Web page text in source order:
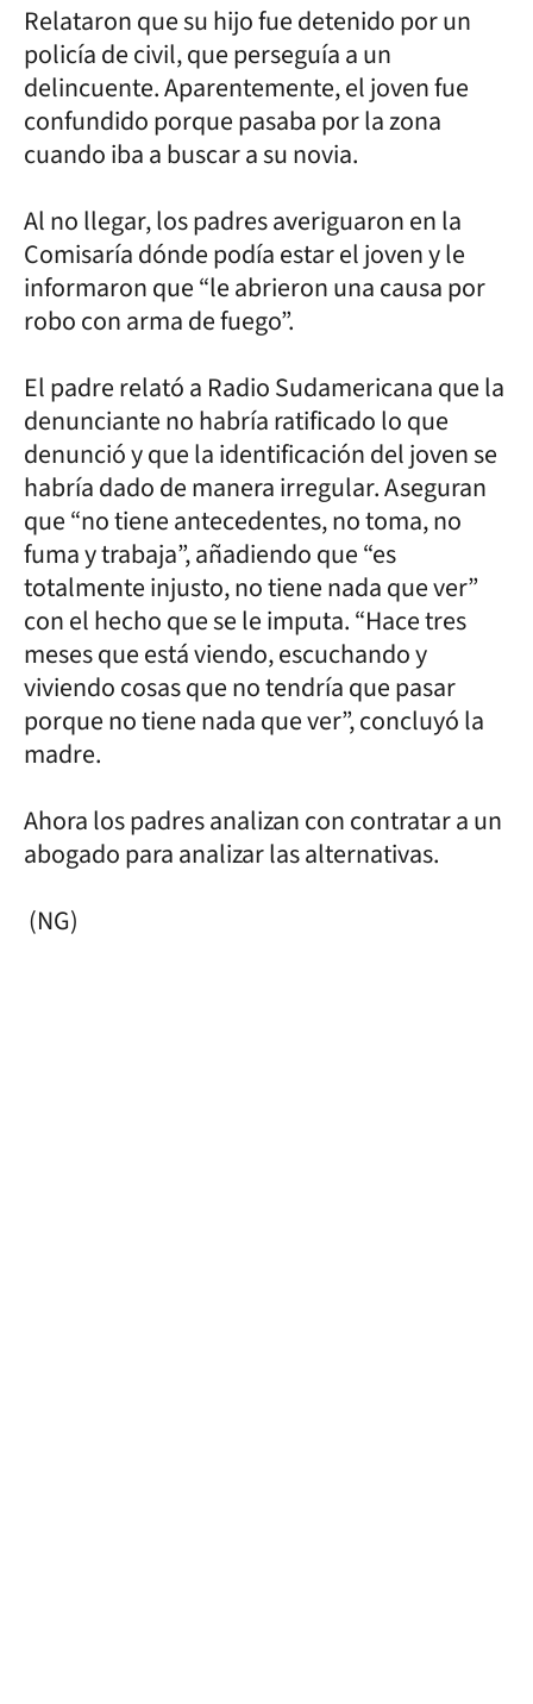
Relataron que su hijo fue detenido por un
policía de civil, que perseguía a un
delincuente. Aparentemente, el joven fue
confundido porque pasaba por la zona
cuando iba a buscar a su novia.
Al no llegar, los padres averiguaron en la
Comisaría dónde podía estar el joven y le
informaron que “le abrieron una causa por
robo con arma de fuego”.
El padre relató a Radio Sudamericana que la
denunciante no habría ratificado lo que
denunció y que la identificación del joven se
habría dado de manera irregular. Aseguran
que “no tiene antecedentes, no toma, no
fuma y trabaja”, añadiendo que “es
totalmente injusto, no tiene nada que ver”
con el hecho que se le imputa. “Hace tres
meses que está viendo, escuchando y
viviendo cosas que no tendría que pasar
porque no tiene nada que ver”, concluyó la
madre.
Ahora los padres analizan con contratar a un
abogado para analizar las alternativas.
(NG)